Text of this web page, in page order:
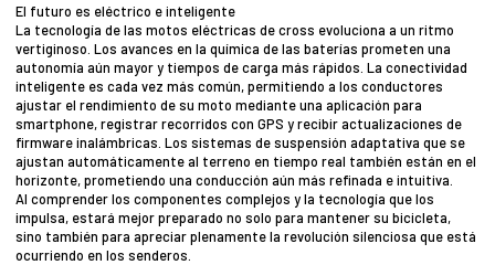
El futuro es eléctrico e inteligente
La tecnología de las motos eléctricas de cross evoluciona a un ritmo
vertiginoso. Los avances en la química de las baterías prometen una
autonomía aún mayor y tiempos de carga más rápidos. La conectividad
inteligente es cada vez más común, permitiendo a los conductores
ajustar el rendimiento de su moto mediante una aplicación para
smartphone, registrar recorridos con GPS y recibir actualizaciones de
firmware inalámbricas. Los sistemas de suspensión adaptativa que se
ajustan automáticamente al terreno en tiempo real también están en el
horizonte, prometiendo una conducción aún más refinada e intuitiva.
Al comprender los componentes complejos y la tecnología que los
impulsa, estará mejor preparado no solo para mantener su bicicleta,
sino también para apreciar plenamente la revolución silenciosa que está
ocurriendo en los senderos.